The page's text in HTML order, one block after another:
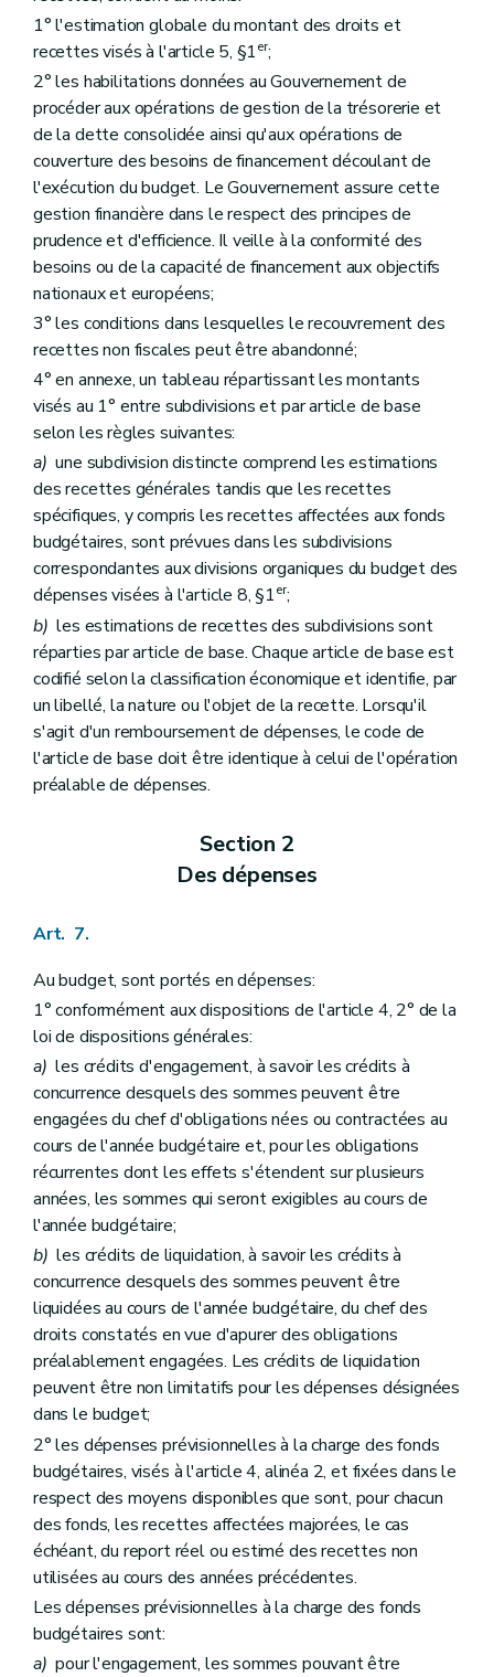
1° l'estimation globale du montant des droits et
recettes visés à l'article 5, §1er;
2° les habilitations données au Gouvernement de
procéder aux opérations de gestion de la trésorerie et
de la dette consolidée ainsi qu'aux opérations de
couverture des besoins de financement découlant de
l'exécution du budget. Le Gouvernement assure cette
gestion financière dans le respect des principes de
prudence et d'efficience. Il veille à la conformité des
besoins ou de la capacité de financement aux objectifs
nationaux et européens;
3° les conditions dans lesquelles le recouvrement des
recettes non fiscales peut être abandonné;
4° en annexe, un tableau répartissant les montants
visés au 1° entre subdivisions et par article de base
selon les règles suivantes:
a) une subdivision distincte comprend les estimations
des recettes générales tandis que les recettes
spécifiques, y compris les recettes affectées aux fonds
budgétaires, sont prévues dans les subdivisions
correspondantes aux divisions organiques du budget des
dépenses visées à l'article 8, §1er;
b) les estimations de recettes des subdivisions sont
réparties par article de base. Chaque article de base est
codifié selon la classification économique et identifie, par
un libellé, la nature ou l'objet de la recette. Lorsqu'il
s'agit d'un remboursement de dépenses, le code de
l'article de base doit être identique à celui de l'opération
préalable de dépenses.
Section 2
Des dépenses
Art. 7.
Au budget, sont portés en dépenses:
1° conformément aux dispositions de l'article 4, 2° de la
loi de dispositions générales:
a) les crédits d'engagement, à savoir les crédits à
concurrence desquels des sommes peuvent être
engagées du chef d'obligations nées ou contractées au
cours de l'année budgétaire et, pour les obligations
récurrentes dont les effets s'étendent sur plusieurs
années, les sommes qui seront exigibles au cours de
l'année budgétaire;
b) les crédits de liquidation, à savoir les crédits à
concurrence desquels des sommes peuvent être
liquidées au cours de l'année budgétaire, du chef des
droits constatés en vue d'apurer des obligations
préalablement engagées. Les crédits de liquidation
peuvent être non limitatifs pour les dépenses désignées
dans le budget;
2° les dépenses prévisionnelles à la charge des fonds
budgétaires, visés à l'article 4, alinéa 2, et fixées dans le
respect des moyens disponibles que sont, pour chacun
des fonds, les recettes affectées majorées, le cas
échéant, du report réel ou estimé des recettes non
utilisées au cours des années précédentes.
Les dépenses prévisionnelles à la charge des fonds
budgétaires sont:
a) pour l'engagement, les sommes pouvant être